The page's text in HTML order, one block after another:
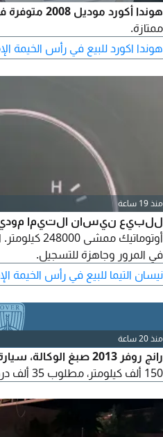
هوندا أكورد
ممتازة.
هوندا اكورد للبيع في رأس الخيمة
منذ 19 ساعة
أوتوماتيك
في المرور وجاهزة للتسجيل.
نيسان التيما للبيع في رأس الخيمة
منذ 20 ساعة
رانج روفر 2013 صبغ
150 ألف كيلومتر، مطلوب 35 ألف درهم.